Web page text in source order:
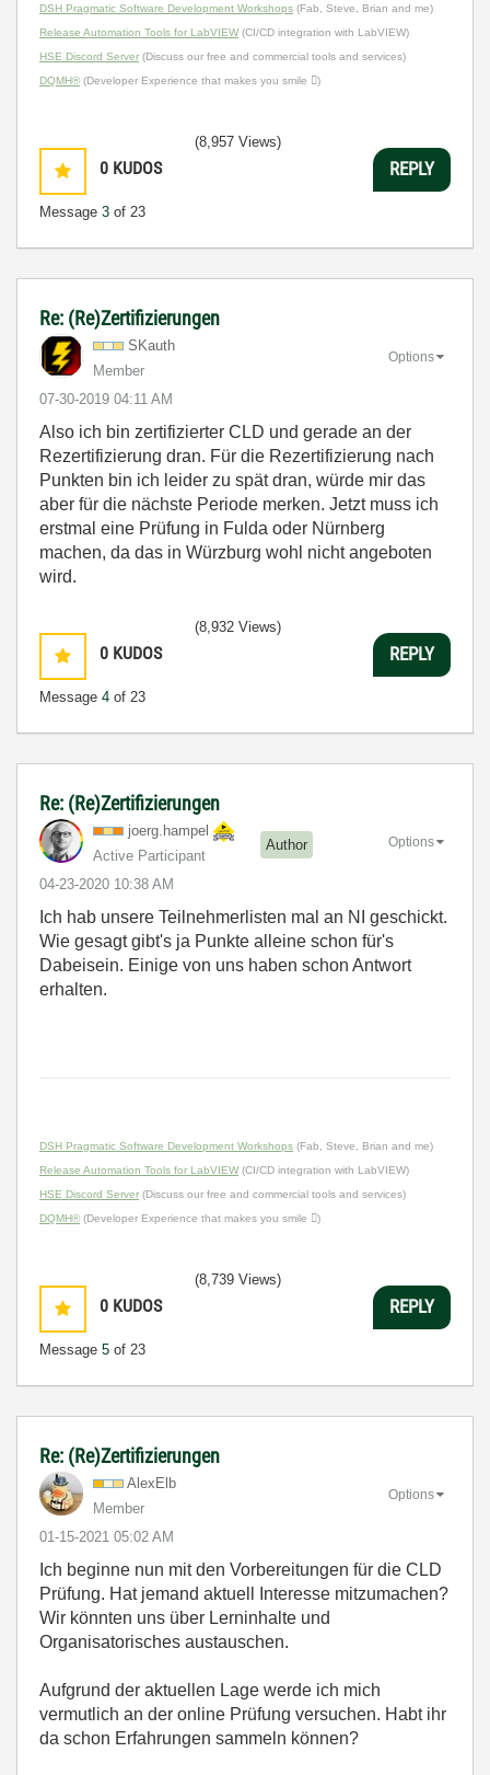
DSH Pragmatic Software Development Workshops (Fab, Steve, Brian and me)
Release Automation Tools for LabVIEW(CI/CD integration with LabVIEW)
HSE Discord Server (Discuss our free and commercial tools and services)
DQMH® (Developer Experience that makes you smile )
0 KUDOS
Message 3 of 23
(8,957 Views)
REPLY
Re: (Re)Zertifizierungen
SKauth
Member
‎07-30-2019 04:11 AM
Options
Also ich bin zertifizierter CLD und gerade an der
Rezertifizierung dran. Für die Rezertifizierung nach
Punkten bin ich leider zu spät dran, würde mir das
aber für die nächste Periode merken. Jetzt muss ich
erstmal eine Prüfung in Fulda oder Nürnberg
machen, da das in Würzburg wohl nicht angeboten
wird.
0 KUDOS
Message 4 of 23
(8,932 Views)
REPLY
Re: (Re)Zertifizierungen
joerg.hampel
Active Participant
Author
‎04-23-2020 10:38 AM
Options
Ich hab unsere Teilnehmerlisten mal an NI geschickt.
Wie gesagt gibt's ja Punkte alleine schon für's
Dabeisein. Einige von uns haben schon Antwort
erhalten.
DSH Pragmatic Software Development Workshops (Fab, Steve, Brian and me)
Release Automation Tools for LabVIEW(CI/CD integration with LabVIEW)
HSE Discord Server (Discuss our free and commercial tools and services)
DQMH® (Developer Experience that makes you smile )
0 KUDOS
Message 5 of 23
(8,739 Views)
REPLY
Re: (Re)Zertifizierungen
AlexElb
Member
‎01-15-2021 05:02 AM
Options
Ich beginne nun mit den Vorbereitungen für die CLD
Prüfung. Hat jemand aktuell Interesse mitzumachen?
Wir könnten uns über Lerninhalte und
Organisatorisches austauschen.
Aufgrund der aktuellen Lage werde ich mich
vermutlich an der online Prüfung versuchen. Habt ihr
da schon Erfahrungen sammeln können?